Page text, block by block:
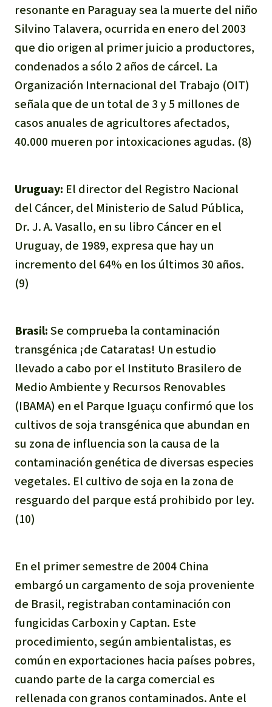
resonante en Paraguay sea la muerte del niño
Silvino Talavera, ocurrida en enero del 2003
que dio origen al primer juicio a productores,
condenados a sólo 2 años de cárcel. La
Organización Internacional del Trabajo (OIT)
señala que de un total de 3 y 5 millones de
casos anuales de agricultores afectados,
40.000 mueren por intoxicaciones agudas. (8)
Uruguay: El director del Registro Nacional
del Cáncer, del Ministerio de Salud Pública,
Dr. J. A. Vasallo, en su libro Cáncer en el
Uruguay, de 1989, expresa que hay un
incremento del 64% en los últimos 30 años.
(9)
Brasil:Se comprueba la contaminación
transgénica ¡de Cataratas! Un estudio
llevado a cabo por el Instituto Brasilero de
Medio Ambiente y Recursos Renovables
(IBAMA) en el Parque Iguaçu confirmó que los
cultivos de soja transgénica que abundan en
su zona de influencia son la causa de la
contaminación genética de diversas especies
vegetales. El cultivo de soja en la zona de
resguardo del parque está prohibido por ley.
(10)
En el primer semestre de 2004 China
embargó un cargamento de soja proveniente
de Brasil, registraban contaminación con
fungicidas Carboxin y Captan. Este
procedimiento, según ambientalistas, es
común en exportaciones hacia países pobres,
cuando parte de la carga comercial es
rellenada con granos contaminados. Ante el